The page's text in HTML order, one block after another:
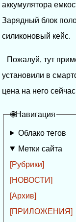
аккумулятора
Зарядный блок
силиконовый кейс.
Пожалуй, тут
установили в
цена на него
🌐Навигация
Облако тегов
Метки сайта
[Рубрики]
[НОВОСТИ]
[Архив]
[ПРИЛОЖЕНИЯ]